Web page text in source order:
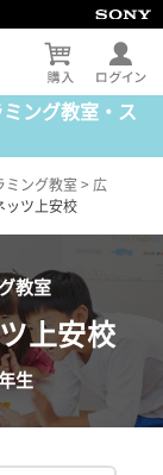
ング教室・ス
ミング教室 > 広
ッツ上安校
教室
上安校
生